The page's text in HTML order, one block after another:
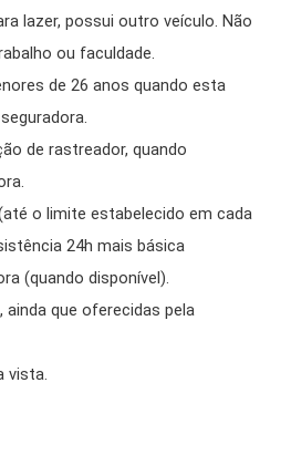
lazer, possui outro veículo. Não
ou faculdade.
de 26 anos quando esta
de rastreador, quando
o limite estabelecido em cada
24h mais básica
(quando disponível).
que oferecidas pela
vista.